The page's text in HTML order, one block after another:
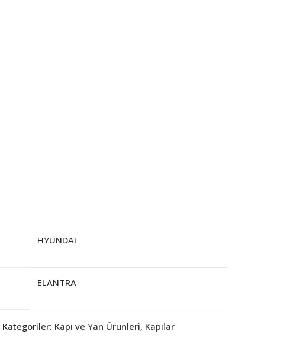
HYUNDAI
ELANTRA
Kategoriler: Kapı ve Yan Ürünleri, Kapılar